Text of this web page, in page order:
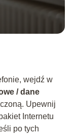
wejdź w
/ dane
Upewnij
Internetu
po tych